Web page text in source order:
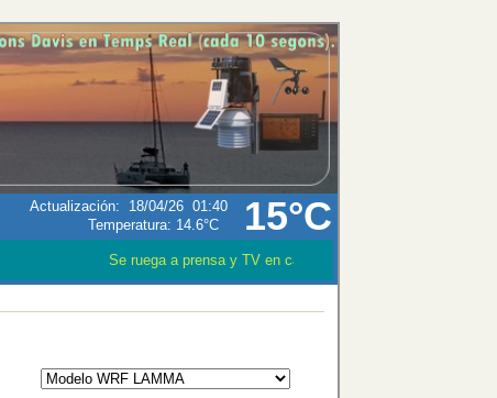
15°C
Actualización: 18/04/26 01:40
Temperatura: 14.6°C
Se ruega a prensa y TV en caso que utilizen los datos